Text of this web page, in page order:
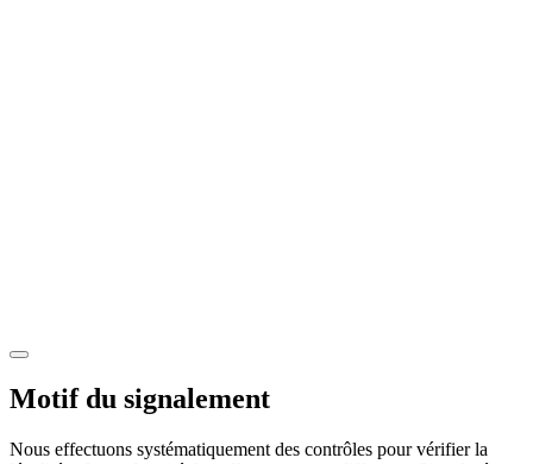
Motif du signalement
Nous effectuons systématiquement des contrôles pour vérifier la